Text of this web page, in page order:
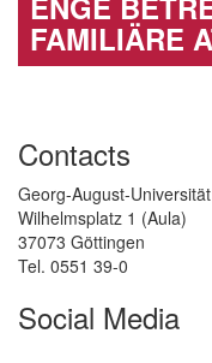
FAMILIÄRE
Contacts
Georg-August-
Wilhelmsplatz 1 (Aula)
37073 Göttingen
Tel. 0551 39-0
Social Media